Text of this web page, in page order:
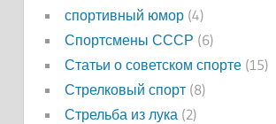
спортивный юмор(4)
Спортсмены СССР (6)
Статьи о советском спорте(15)
Стрелковый спорт(8)
Стрельба из лука (2)